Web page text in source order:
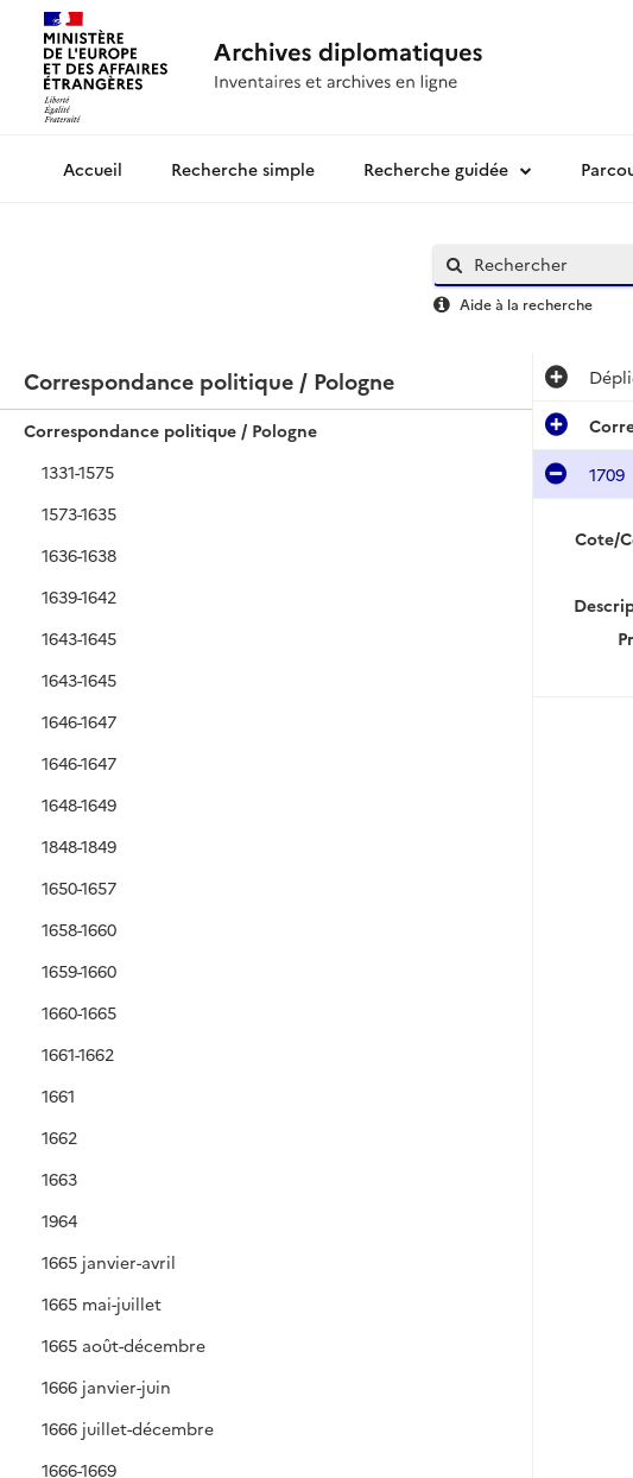
Archives diplomatiquesRecherche simple Recherche guidée
Aide à la recherche
Correspondance politique / Pologne
Correspondance politique / Pologne
1331-1575
1573-1635
1636-1638
1639-1642
1643-1645
1643-1645
1646-1647
1646-1647
1648-1649
1848-1849
1650-1657
1658-1660
1659-1660
1660-1665
1661-1662
1661
1662
1663
1964
1665 janvier-avril
1665 mai-juillet
1665 août-décembre
1666 janvier-juin
1666 juillet-décembre
1666-1669
1709
Cote/